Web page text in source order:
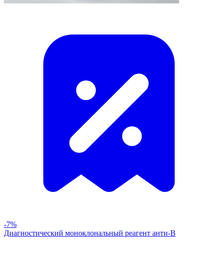
-7%
Диагностический моноклональный реагент анти-В